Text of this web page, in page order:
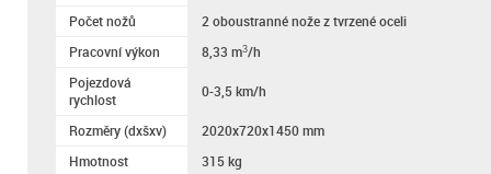
Počet nožů
2 oboustranné nože z tvrzené oceli
Pracovní výkon
8,33 m3/h
Pojezdová
rychlost
0-3,5 km/h
Rozměry (dxšxv)
2020x720x1450 mm
Hmotnost
315 kg